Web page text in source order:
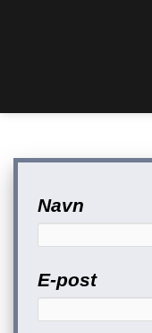
Navn
E-post